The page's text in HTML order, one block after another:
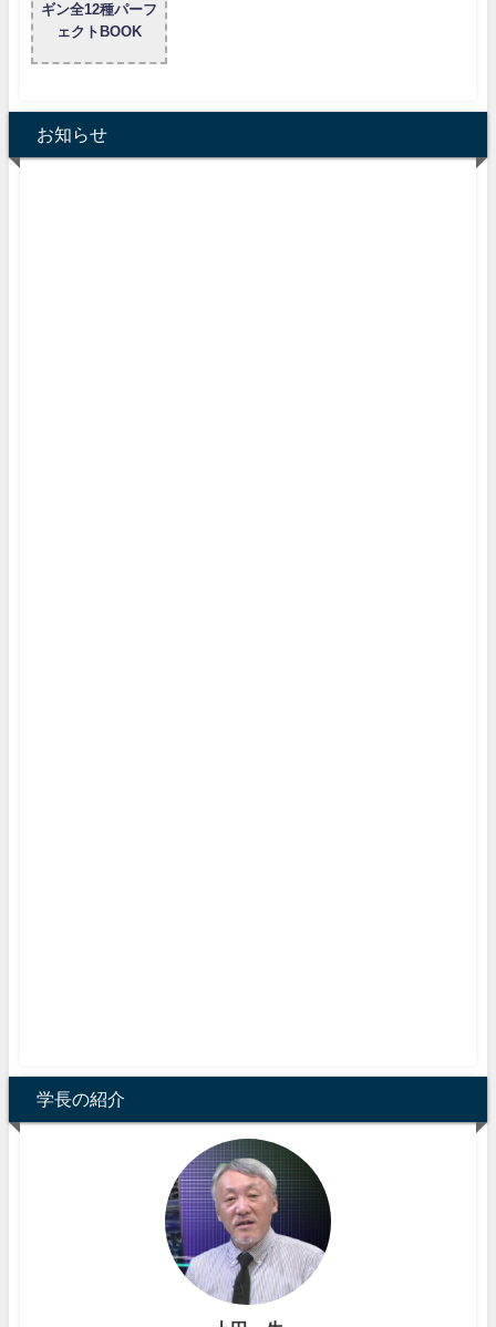
ギン全12種パーフ
ェクトBOOK
お知らせ
学長の紹介